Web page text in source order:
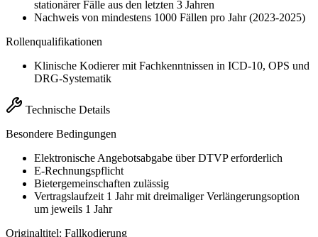
stationärer Fälle aus den letzten 3 Jahren
Nachweis von mindestens 1000 Fällen pro Jahr (2023-2025)
Rollenqualifikationen
Klinische Kodierer mit Fachkenntnissen in ICD-10, OPS und
DRG-Systematik
Technische Details
Besondere Bedingungen
Elektronische Angebotsabgabe über DTVP erforderlich
E-Rechnungspflicht
Bietergemeinschaften zulässig
Vertragslaufzeit 1 Jahr mit dreimaliger Verlängerungsoption
um jeweils 1 Jahr
Originaltitel: Fallkodierung